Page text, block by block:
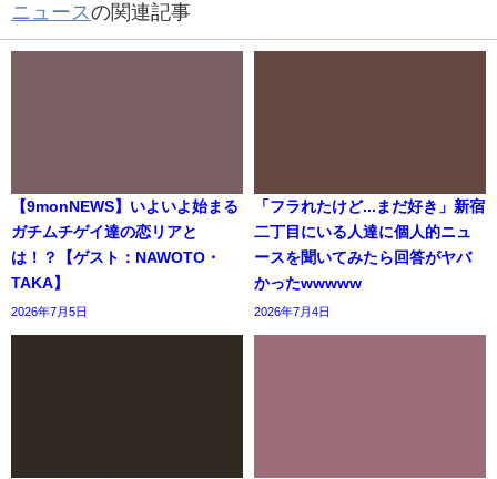
ニュースの関連記事
【9monNEWS】いよいよ始まる
ガチムチゲイ達の恋リアと
は！？【ゲスト：NAWOTO・
TAKA】
2026年7月5日
「フラれたけど...まだ好き」新宿
二丁目にいる人達に個人的ニュ
ースを聞いてみたら回答がヤバ
かったwwwww
2026年7月4日